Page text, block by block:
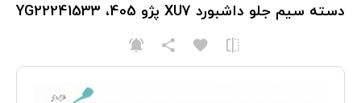
دسته سیم جلو داشبورد XU7 پژو 405، YG22241533